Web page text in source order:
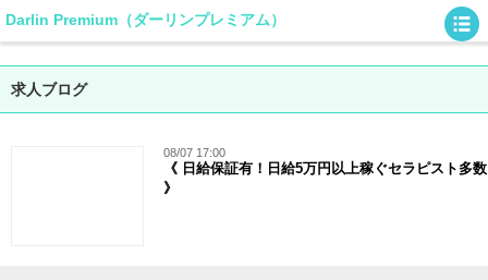
Darlin Premium（ダーリンプレミアム）
求人ブログ
08/07 17:00
《 日給保証有！日給5万円以上稼ぐセラピスト多数
》